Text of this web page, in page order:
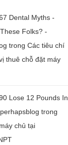
Dental Myths -
Folks? -
trong Các tiêu chí
thuê chỗ đặt máy
Lose 12 Pounds In
trong
chủ tại